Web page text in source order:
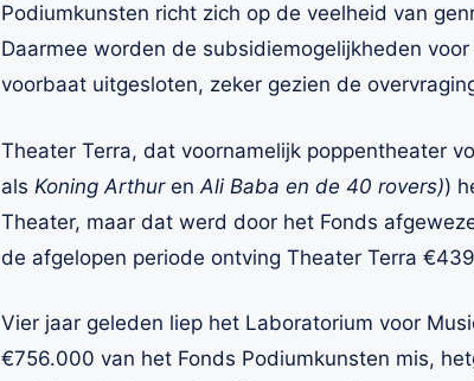
Podiumkunsten richt zich op de veelheid van
Daarmee worden de subsidiemogelijkheden
voorbaat uitgesloten, zeker gezien de
Theater Terra, dat voornamelijk poppentheater
als Koning Arthur en Ali Baba en de 40 rovers))
Theater, maar dat werd door het Fonds
de afgelopen periode ontving Theater Terra
Vier jaar geleden liep het Laboratorium voor
€756.000 van het Fonds Podiumkunsten mis,